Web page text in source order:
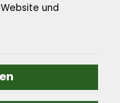
und